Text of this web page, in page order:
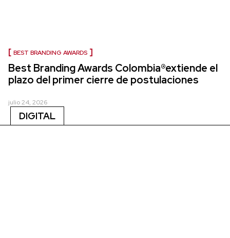
BEST BRANDING AWARDS
Best Branding Awards Colombia®extiende el
plazo del primer cierre de postulaciones
julio 24, 2026
DIGITAL